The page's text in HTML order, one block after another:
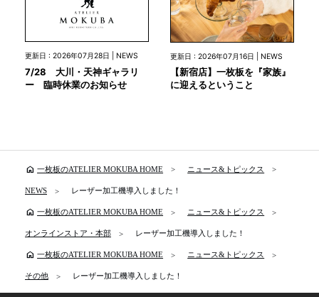
更新日 : 2026年07月28日 | NEWS
7/28 大川・天神ギャラリ
ー 臨時休業のお知らせ
更新日 : 2026年07月16日 | NEWS
【新宿店】一枚板を『家族』
に迎えるということ
home 一枚板のATELIER MOKUBA HOME ニュース&トピックス
NEWS レーザー加工機導入しました！
home 一枚板のATELIER MOKUBA HOME ニュース&トピックス
オンラインストア・本部 レーザー加工機導入しました！
home 一枚板のATELIER MOKUBA HOME ニュース&トピックス
その他 レーザー加工機導入しました！